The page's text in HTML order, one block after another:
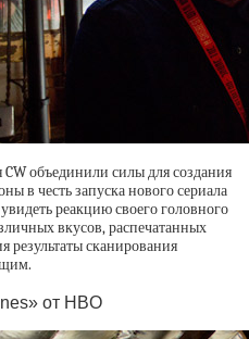
объединили силы для создания
в честь запуска нового сериала
реакцию своего головного
вкусов, распечатанных
результаты сканирования
от HBO